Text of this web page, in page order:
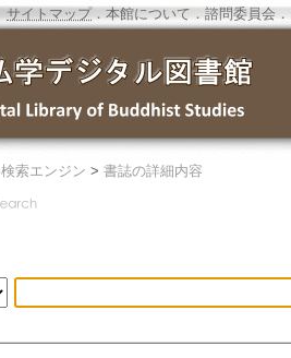
サイトマップ．本館について ． 諮問委員会 ．
検索エンジン > 書誌の詳細内容